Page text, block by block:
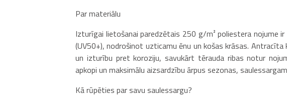
Par materiālu
Izturīgai lietošanai paredzētais 250 g/m² poliestera nojume
(UV50+), nodrošinot uzticamu ēnu un košas krāsas.
un izturību pret koroziju, savukārt tērauda ribas notur
apkopi un maksimālu aizsardzību ārpus sezonas,
Kā rūpēties par savu saulessargu?